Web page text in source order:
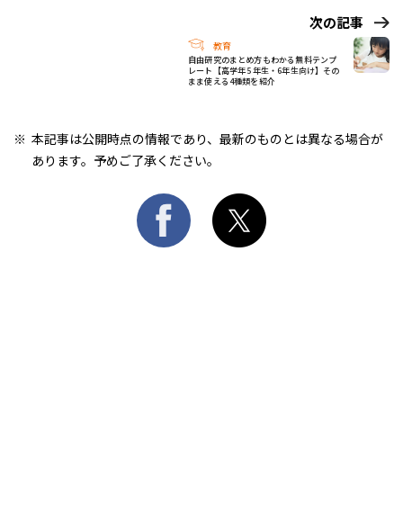
次の記事
教育
自由研究のまとめ方もわかる無料テンプ
レート【高学年 5年生・6年生向け】その
まま使える4種類を紹介
本記事は公開時点の情報であり、最新のものとは異なる場合が
あります。予めご了承ください。